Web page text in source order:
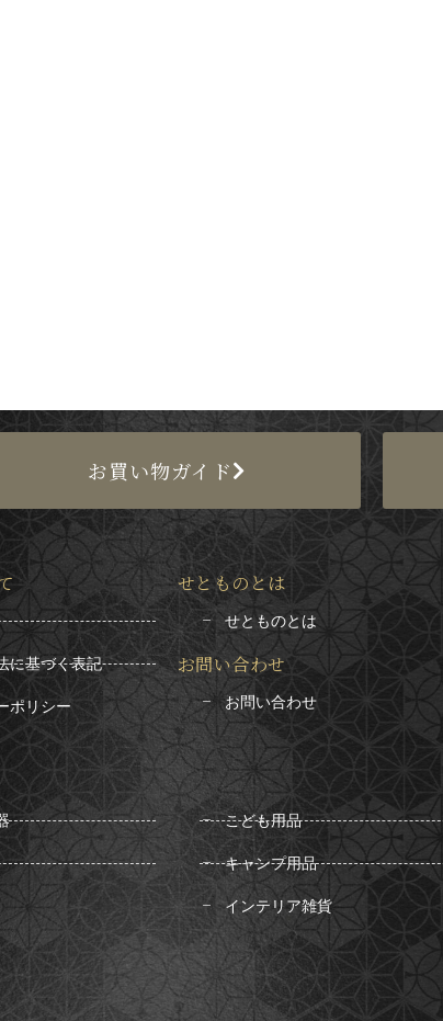
お買い物ガイド
に基づく表記
ポリシー
せとものとは
せとものとは
お問い合わせ
お問い合わせ
こども用品
キャンプ用品
インテリア雑貨